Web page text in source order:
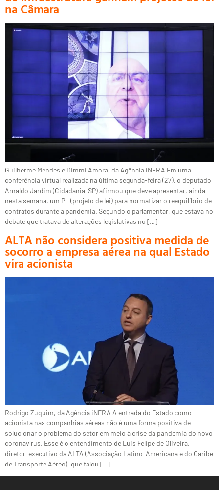
na Câmara
Guilherme Mendes e Dimmi Amora, da Agência iNFRA Em uma
conferência virtual realizada na última segunda-feira (27), o deputado
Arnaldo Jardim (Cidadania-SP) afirmou que deve apresentar, ainda
nesta semana, um PL (projeto de lei) para normatizar o reequilíbrio de
contratos durante a pandemia. Segundo o parlamentar, que estava no
debate que tratava de alterações legislativas no […]
ALTA não considera positiva medida de
socorro a empresa aérea na qual Estado
vira acionista
Rodrigo Zuquim, da Agência iNFRA A entrada do Estado como
acionista nas companhias aéreas não é uma forma positiva de
solucionar o problema do setor em meio à crise da pandemia do novo
coronavírus. Esse é o entendimento de Luis Felipe de Oliveira,
diretor-executivo da ALTA (Associação Latino-Americana e do Caribe
de Transporte Aéreo), que falou […]